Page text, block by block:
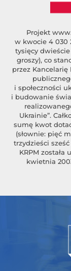
Projekt
w kwocie 4 030
tysięcy
groszy), co
przez
i społeczności
i budowanie
Ukrainie”.
sumę kwot
(słownie: pięć
trzydzieści
KRPM
kwietnia